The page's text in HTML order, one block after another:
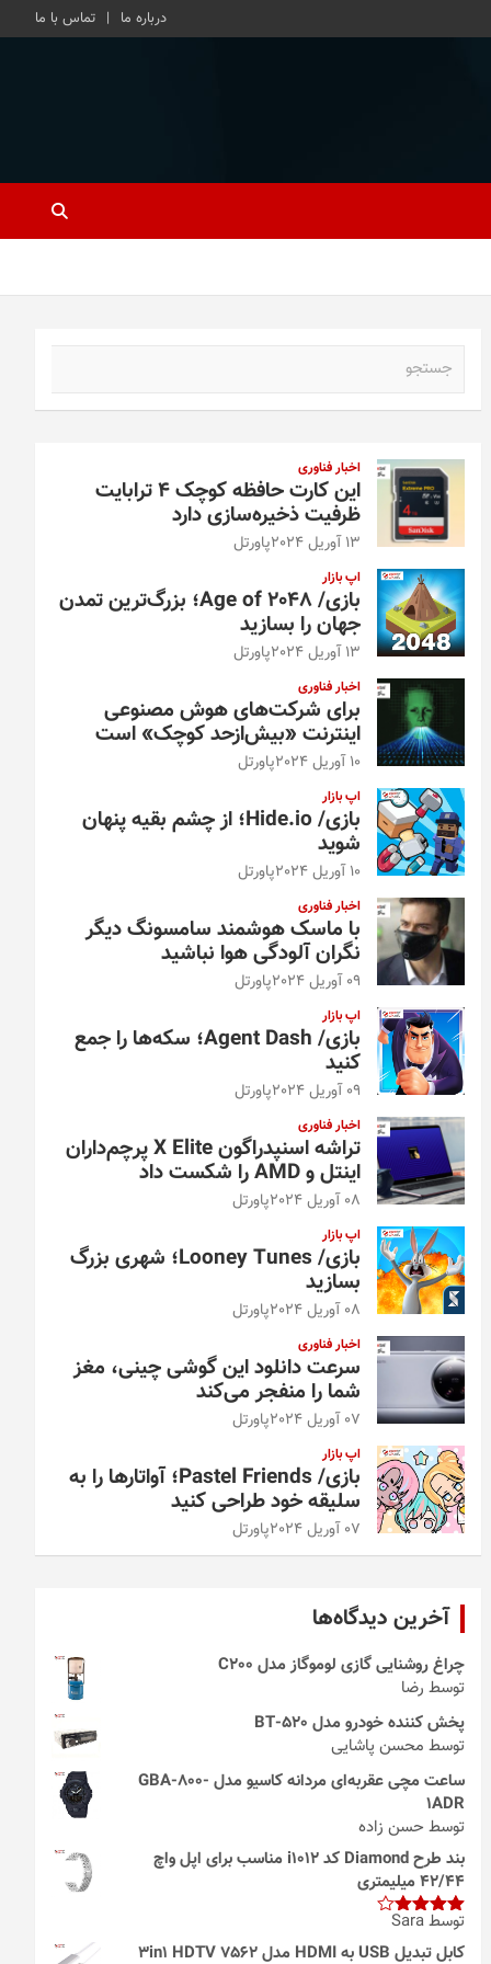
درباره ما تماس با ما
اخبار فناوری
این کارت حافظه کوچک ۴ ترابایت
ظرفیت ذخیره‌سازی دارد
13 آوریل 2024 پاورتل
اپ بازار
بازی/ Age of 2048؛ بزرگ‌ترین تمدن
جهان را بسازید
13 آوریل 2024 پاورتل
اخبار فناوری
برای شرکت‌های هوش مصنوعی
اینترنت «بیش‌از‌حد کوچک» است
10 آوریل 2024 پاورتل
اپ بازار
بازی/ Hide.io؛ از چشم بقیه پنهان
شوید
10 آوریل 2024 پاورتل
اخبار فناوری
با ماسک هوشمند سامسونگ دیگر
نگران آلودگی هوا نباشید
09 آوریل 2024 پاورتل
اپ بازار
بازی/ Agent Dash؛ سکه‌ها را جمع
کنید
09 آوریل 2024 پاورتل
اخبار فناوری
تراشه اسنپدراگون X Elite پرچم‌داران
اینتل و AMD را شکست داد
08 آوریل 2024 پاورتل
اپ بازار
بازی/ Looney Tunes؛ شهری بزرگ
بسازید
08 آوریل 2024 پاورتل
اخبار فناوری
سرعت دانلود این گوشی چینی، مغز
شما را منفجر می‌کند
07 آوریل 2024 پاورتل
اپ بازار
بازی/ Pastel Friends؛ آواتارها را به
سلیقه خود طراحی کنید
07 آوریل 2024 پاورتل
آخرین دیدگاه‌ها
چراغ روشنایی گازی لوموگاز مدل C200
توسط رضا
پخش کننده خودرو مدل 520-BT
توسط محسن پاشایی
ساعت مچی عقربه‌ای مردانه کاسیو مدل GBA-800-
1ADR
توسط حسن زاده
بند طرح Diamond کد i1012 مناسب برای اپل واچ
42/44 میلیمتری
امتیاز4
از 5
توسط Sara
کابل تبدیل USB به HDMI مدل 3in1 HDTV 7562